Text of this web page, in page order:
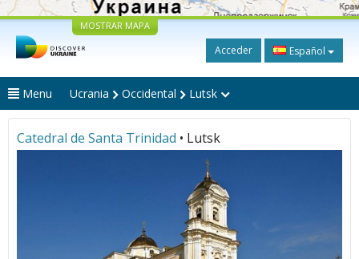
MOSTRAR MAPA
Acceder Español
Menu Ucrania Occidental Lutsk
Catedral de Santa Trinidad • Lutsk